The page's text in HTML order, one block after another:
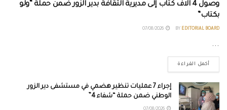
وصول 4 آلاف كتاب إلى مديرية الثقافة بدير الزور ضمن حملة “ولو
بكتاب”
BY EDITORIAL BOARD
...
أكمل القراءة
إجراء 7 عمليات تنظير هضمي في مستشفى دير الزور
الوطني ضمن حملة “شفاء 4”